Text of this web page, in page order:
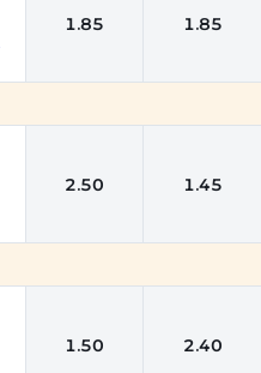
1.85 1.85
2.50 1.45
1.50 2.40